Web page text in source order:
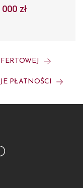
zł
PŁATNOŚCI